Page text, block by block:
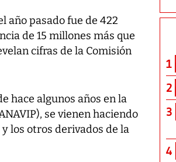
año pasado fue de 422
de 15 millones más que
cifras de la Comisión
hace algunos años en la
se vienen haciendo
los otros derivados de la
1
2
3
4